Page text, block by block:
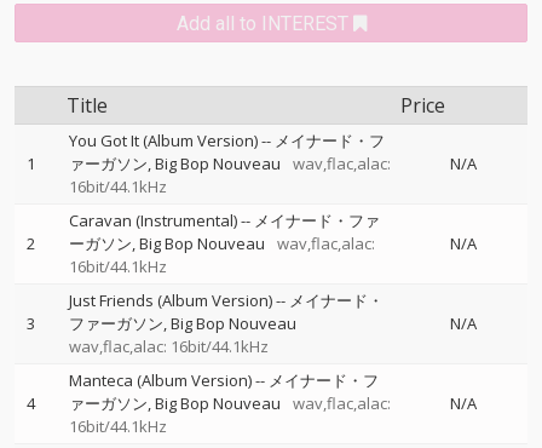
Add all to INTEREST
Title Price
1
You Got It (Album Version)-- メイナード・フ
ァーガソン Big Bop Nouveau
wav,flac,alac:
16bit/44.1kHz
N/A
2
Caravan (Instrumental)-- メイナード・ファ
ーガソン Big Bop Nouveau
wav,flac,alac:
16bit/44.1kHz
N/A
3
Just Friends (Album Version)-- メイナード・
ファーガソン Big Bop Nouveau
wav,flac,alac: 16bit/44.1kHz
N/A
4
Manteca (Album Version)-- メイナード・フ
ァーガソン Big Bop Nouveau
wav,flac,alac:
16bit/44.1kHz
N/A